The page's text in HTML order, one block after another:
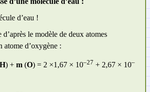
d’eau !
d’après le modèle de deux atomes
atome d’oxygène :
H) +m (O) = 2 ×1,67 × 10–27 + 2,67 × 10–